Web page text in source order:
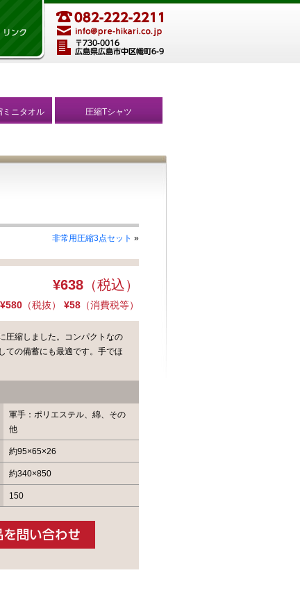
ミニタオル 圧縮Tシャツ
非常用圧縮3点セット »
¥638 （税込）
¥580 （税抜） ¥58 （消費税等）
圧縮しました。コンパクトなの
ての備蓄にも最適です。手でほ
軍手：ポリエステル、綿、その
他
約95×65×26
約340×850
150